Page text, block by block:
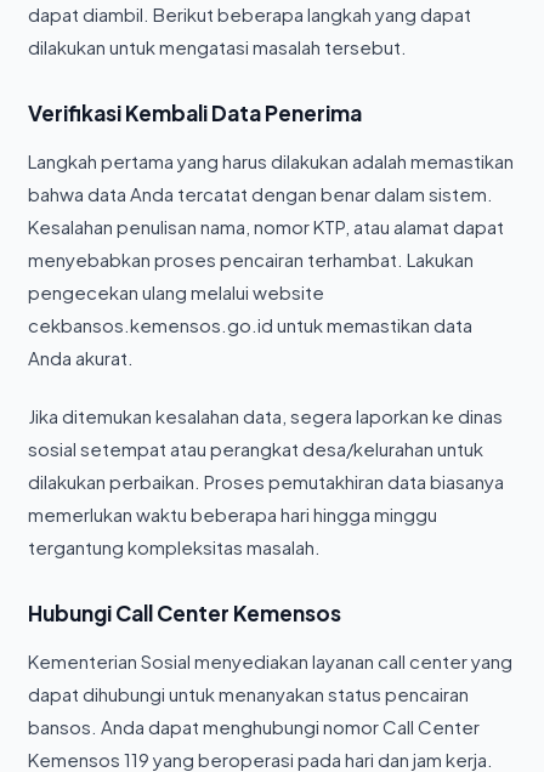
dapat diambil. Berikut beberapa langkah yang dapat
dilakukan untuk mengatasi masalah tersebut.
Verifikasi Kembali Data Penerima
Langkah pertama yang harus dilakukan adalah memastikan
bahwa data Anda tercatat dengan benar dalam sistem.
Kesalahan penulisan nama, nomor KTP, atau alamat dapat
menyebabkan proses pencairan terhambat. Lakukan
pengecekan ulang melalui website
cekbansos.kemensos.go.id untuk memastikan data
Anda akurat.
Jika ditemukan kesalahan data, segera laporkan ke dinas
sosial setempat atau perangkat desa/kelurahan untuk
dilakukan perbaikan. Proses pemutakhiran data biasanya
memerlukan waktu beberapa hari hingga minggu
tergantung kompleksitas masalah.
Hubungi Call Center Kemensos
Kementerian Sosial menyediakan layanan call center yang
dapat dihubungi untuk menanyakan status pencairan
bansos. Anda dapat menghubungi nomor Call Center
Kemensos 119 yang beroperasi pada hari dan jam kerja.